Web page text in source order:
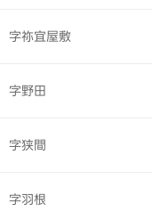
字祢宜屋敷
字野田
字狭間
字羽根